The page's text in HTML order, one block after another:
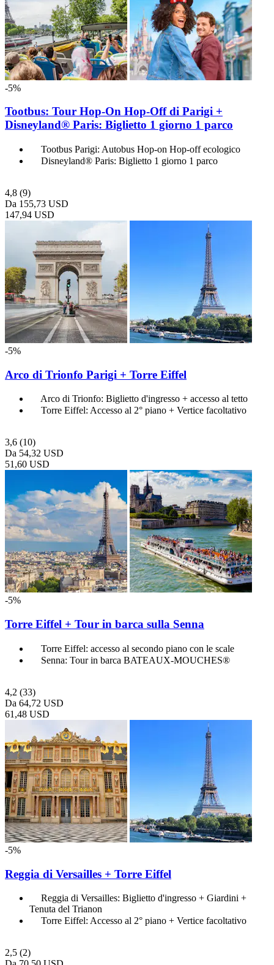
-5%
Tootbus: Tour Hop-On Hop-Off di Parigi +
Disneyland® Paris: Biglietto 1 giorno 1 parco
Tootbus Parigi: Autobus Hop-on Hop-off ecologico
Disneyland® Paris: Biglietto 1 giorno 1 parco
4,8 (9)
Da 155,73 USD
147,94 USD
-5%
Arco di Trionfo Parigi + Torre Eiffel
Arco di Trionfo: Biglietto d'ingresso + accesso al tetto
Torre Eiffel: Accesso al 2° piano + Vertice facoltativo
3,6 (10)
Da 54,32 USD
51,60 USD
-5%
Torre Eiffel + Tour in barca sulla Senna
Torre Eiffel: accesso al secondo piano con le scale
Senna: Tour in barca BATEAUX-MOUCHES®
4,2 (33)
Da 64,72 USD
61,48 USD
-5%
Reggia di Versailles + Torre Eiffel
Reggia di Versailles: Biglietto d'ingresso + Giardini +
Tenuta del Trianon
Torre Eiffel: Accesso al 2° piano + Vertice facoltativo
2,5 (2)